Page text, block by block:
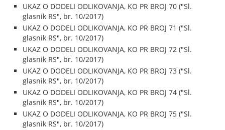
UKAZ O DODELI ODLIKOVANJA, KO PR BROJ 70 ("Sl.
glasnik RS", br. 10/2017)
UKAZ O DODELI ODLIKOVANJA, KO PR BROJ 71 ("Sl.
glasnik RS", br. 10/2017)
UKAZ O DODELI ODLIKOVANJA, KO PR BROJ 72 ("Sl.
glasnik RS", br. 10/2017)
UKAZ O DODELI ODLIKOVANJA, KO PR BROJ 73 ("Sl.
glasnik RS", br. 10/2017)
UKAZ O DODELI ODLIKOVANJA, KO PR BROJ 74 ("Sl.
glasnik RS", br. 10/2017)
UKAZ O DODELI ODLIKOVANJA, KO PR BROJ 75 ("Sl.
glasnik RS", br. 10/2017)